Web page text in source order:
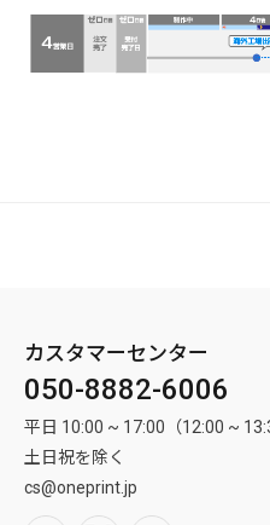
イヤーは鍵をつけたままにしてくだ
<２> 印刷レイヤーにデザインを入
り込んでしまう恐れがあります。
※ フチ(枠)ありデザインは裁断ズレ
マシュマロCoC
モンブランホワイト
カスタマーセンター
050-8882-6006
平日 10:00 ~ 17:00（12:00 ~
土日祝を除く
cs@oneprint.jp